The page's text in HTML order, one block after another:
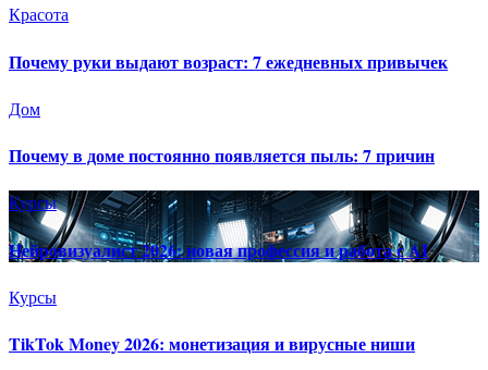
Красота
Почему руки выдают возраст: 7 ежедневных привычек
Дом
Почему в доме постоянно появляется пыль: 7 причин
Курсы
Нейровизуалист 2026: новая профессия и работа с AI
Курсы
TikTok Money 2026: монетизация и вирусные ниши